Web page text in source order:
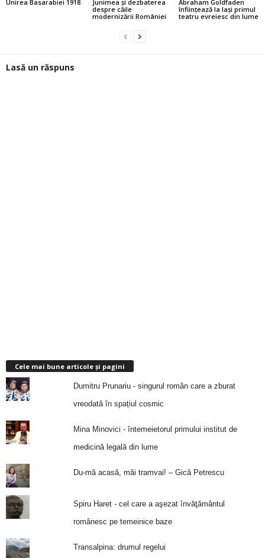
Unirea Basarabiei 1918
Junimea şi dezbaterea
despre căile
modernizării României
Abraham Goldfaden
înfiinţează la Iaşi primul
teatru evreiesc din lume
Lasă un răspuns
Cele mai bune articole și pagini
Dumitru Prunariu - singurul român care a zburat
vreodată în spațiul cosmic
Mina Minovici - întemeietorul primului institut de
medicină legală din lume
Du-mă acasă, măi tramvai! – Gică Petrescu
Spiru Haret - cel care a aşezat învăţământul
românesc pe temeinice baze
Transalpina: drumul regelui